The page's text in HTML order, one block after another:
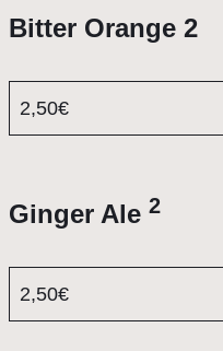
Bitter Orange 2
2,50€
Ginger Ale 2
2,50€